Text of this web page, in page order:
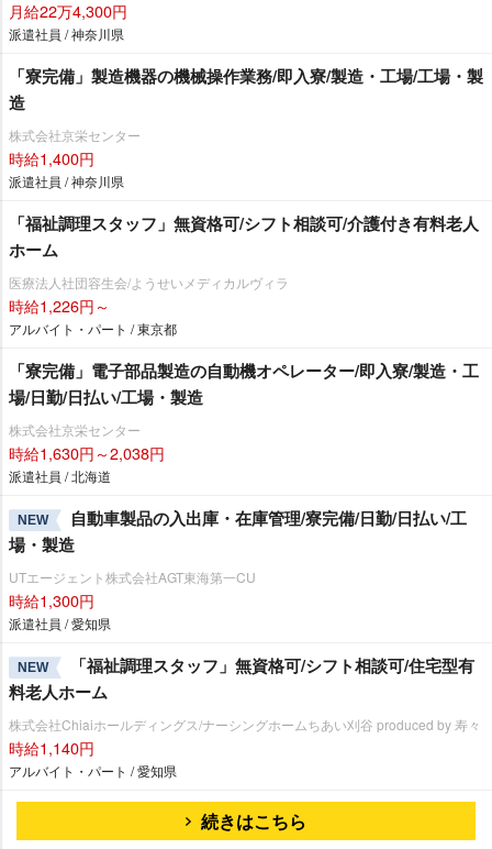
月給22万4,300円
派遣社員 / 神奈川県
「寮完備」製造機器の機械操作業務/即入寮/製造・工場/工場・製
造
株式会社京栄センター
時給1,400円
派遣社員 / 神奈川県
「福祉調理スタッフ」無資格可/シフト相談可/介護付き有料老人
ホーム
医療法人社団容生会/ようせいメディカルヴィラ
時給1,226円～
アルバイト・パート / 東京都
「寮完備」電子部品製造の自動機オペレーター/即入寮/製造・工
場/日勤/日払い/工場・製造
株式会社京栄センター
時給1,630円～2,038円
派遣社員 / 北海道
NEW
自動車製品の入出庫・在庫管理/寮完備/日勤/日払い/工
場・製造
UTエージェント株式会社AGT東海第一CU
時給1,300円
派遣社員 / 愛知県
NEW
「福祉調理スタッフ」無資格可/シフト相談可/住宅型有
料老人ホーム
株式会社Chiaiホールディングス/ナーシングホームちあい刈谷 produced by 寿々
時給1,140円
アルバイト・パート / 愛知県
続きはこちら